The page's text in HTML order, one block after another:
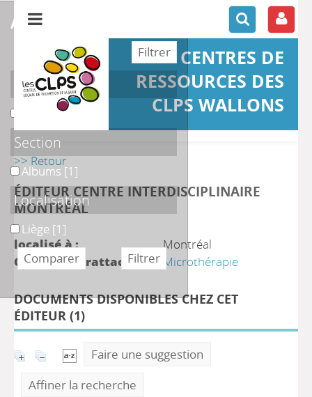
CENTRES DE
RESSOURCES DES
CLPS WALLONS
>> Retour
ÉDITEUR CENTRE INTERDISCIPLINAIRE
MONTRÉAL
localisé à :
Montréal
Collections rattachées : Microthérapie
DOCUMENTS DISPONIBLES CHEZ CET
ÉDITEUR (1)
Faire une suggestion
Affiner la recherche
affiner ou comparer
Support
OuvrageOuvrage
Section
Albums
Albums [1]
Localisation
Liège
Liège [1]